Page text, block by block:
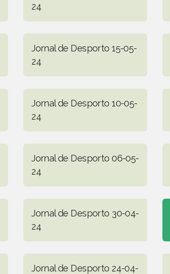
24
Jornal de Desporto 15-05-
24
Jornal de Desporto 10-05-
24
Jornal de Desporto 06-05-
24
Jornal de Desporto 30-04-
24
Jornal de Desporto 24-04-